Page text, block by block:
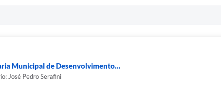
Municipal de Desenvolvimento...
José Pedro Serafini